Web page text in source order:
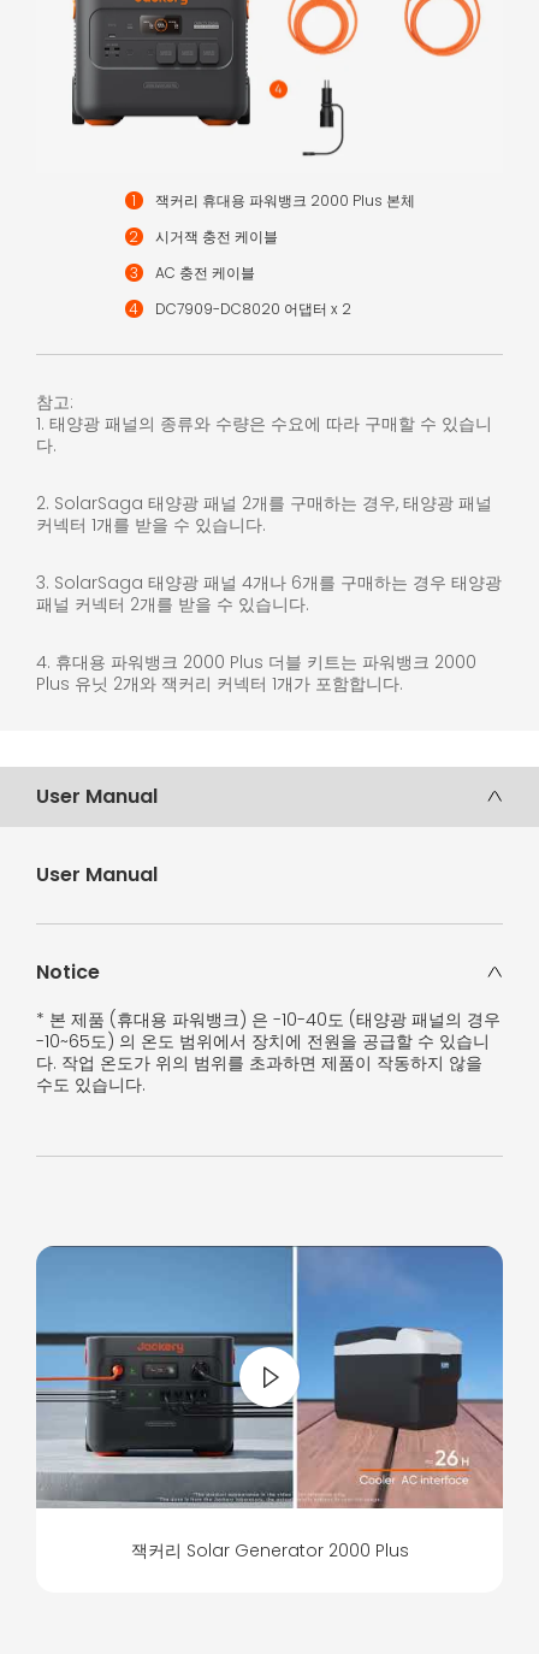
잭커리 휴대용 파워뱅크 2000 Plus 본체
시거잭 충전 케이블
AC 충전 케이블
DC7909-DC8020 어댑터 x 2
참고:
1. 태양광 패널의 종류와 수량은 수요에 따라 구매할 수 있습니
다.
2. SolarSaga 태양광 패널 2개를 구매하는 경우, 태양광 패널
커넥터 1개를 받을 수 있습니다.
3. SolarSaga 태양광 패널 4개나 6개를 구매하는 경우 태양광
패널 커넥터 2개를 받을 수 있습니다.
4. 휴대용 파워뱅크 2000 Plus 더블 키트는 파워뱅크 2000
Plus 유닛 2개와 잭커리 커넥터 1개가 포함합니다.
User Manual
User Manual
Notice
* 본 제품 (휴대용 파워뱅크) 은 -10-40도 (태양광 패널의 경우
-10~65도) 의 온도 범위에서 장치에 전원을 공급할 수 있습니
다. 작업 온도가 위의 범위를 초과하면 제품이 작동하지 않을
수도 있습니다.
잭커리 Solar Generator 2000 Plus